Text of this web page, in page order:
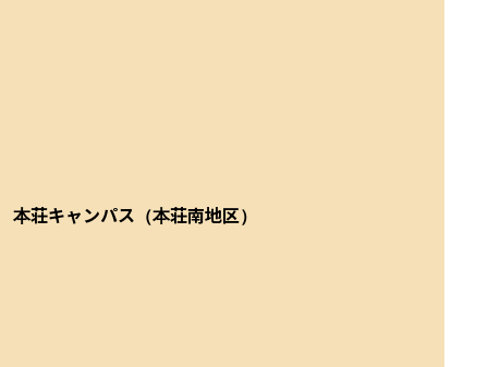
本荘キャンパス（本荘南地区）